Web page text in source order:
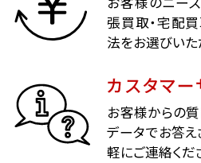
張買取・宅配
法をお選びいた
カスタマ
お客様からの
データでお答え
軽にご連絡くだ